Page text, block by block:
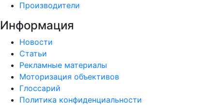
Производители
Информация
Новости
Статьи
Рекламные материалы
Моторизация объективов
Глоссарий
Политика конфиденциальности